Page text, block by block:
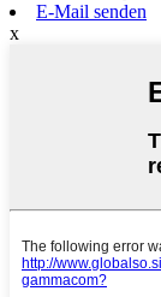
E-Mail senden
x